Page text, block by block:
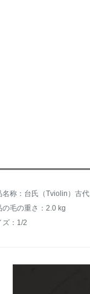
の毛の重さ：2.0 kg
ズ：1/2